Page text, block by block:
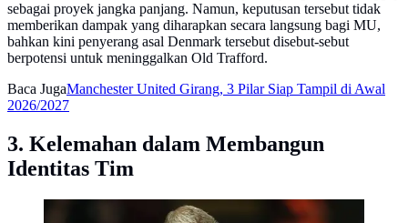
sebagai proyek jangka panjang. Namun, keputusan tersebut tidak
memberikan dampak yang diharapkan secara langsung bagi MU,
bahkan kini penyerang asal Denmark tersebut disebut-sebut
berpotensi untuk meninggalkan Old Trafford.
Baca JugaManchester United Girang, 3 Pilar Siap Tampil di Awal
2026/2027
3. Kelemahan dalam Membangun
Identitas Tim